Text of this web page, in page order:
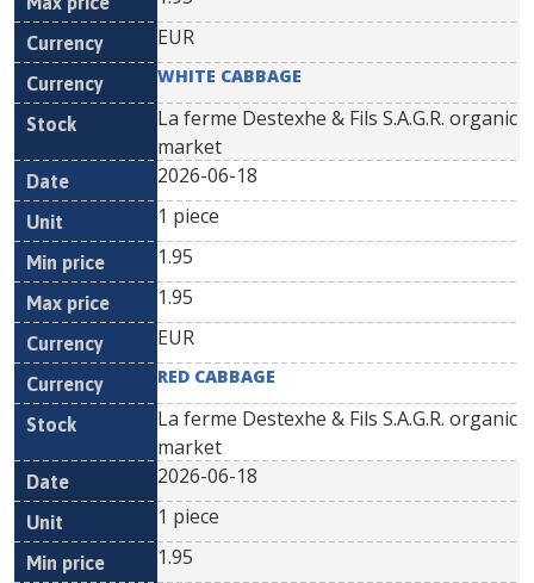
EUR
WHITE CABBAGE
La ferme Destexhe & Fils S.A.G.R. organic
market
2026-06-18
1 piece
1.95
1.95
EUR
RED CABBAGE
La ferme Destexhe & Fils S.A.G.R. organic
market
2026-06-18
1 piece
1.95